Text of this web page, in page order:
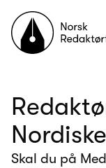
Til forsiden
Skal du på